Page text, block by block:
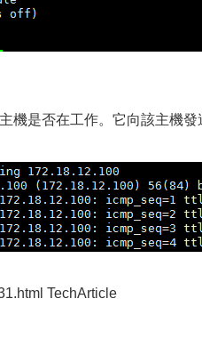
機是否在工作。它向該主機發
TechArticle